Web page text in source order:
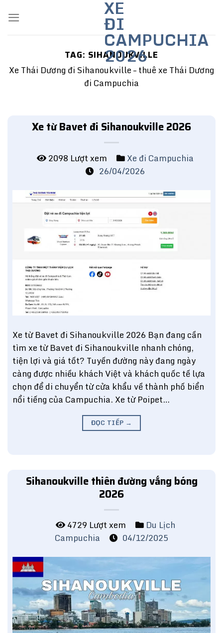
content
XE
ĐI
CAMPUCHIA
2026
TAG: SIHANOUKVILLE
Xe Thái Dương đi Sihanoukville – thuê xe Thái Dương
đi Campuchia
Xe từ Bavet đi Sihanoukville 2026
2098 Lượt xem
Xe đi Campuchia
26/04/2026
Xe từ Bavet đi Sihanoukville 2026 Bạn đang cần
tìm xe từ Bavet đi Sihanoukville nhanh chóng,
tiện lợi và giá tốt? Tuyến đường này đang ngày
càng được nhiều khách Việt và khách quốc tế lựa
chọn để di chuyển từ cửa khẩu về thành phố biển
nổi tiếng của Campuchia. Xe từ Poipet…
ĐỌC TIẾP →
Sihanoukville thiên đường vắng bóng
2026
4729 Lượt xem
Du Lịch
Campuchia
04/12/2025